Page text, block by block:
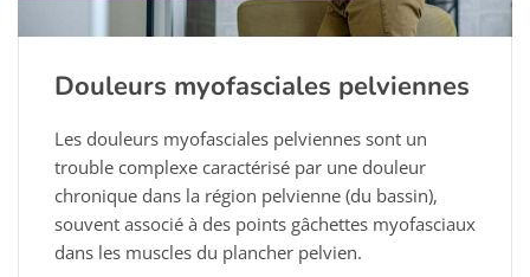
Douleurs myofasciales pelviennes
Les douleurs myofasciales pelviennes sont un
trouble complexe caractérisé par une douleur
chronique dans la région pelvienne (du bassin),
souvent associé à des points gâchettes myofasciaux
dans les muscles du plancher pelvien.